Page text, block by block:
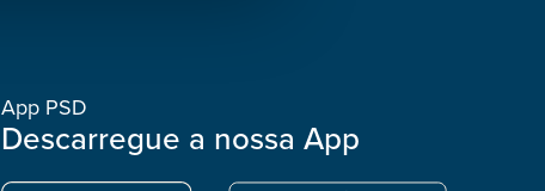
App PSD
Descarregue a nossa App